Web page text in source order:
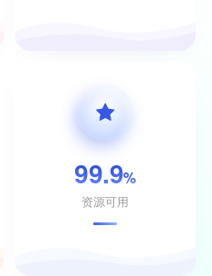
99.9%
资源可用